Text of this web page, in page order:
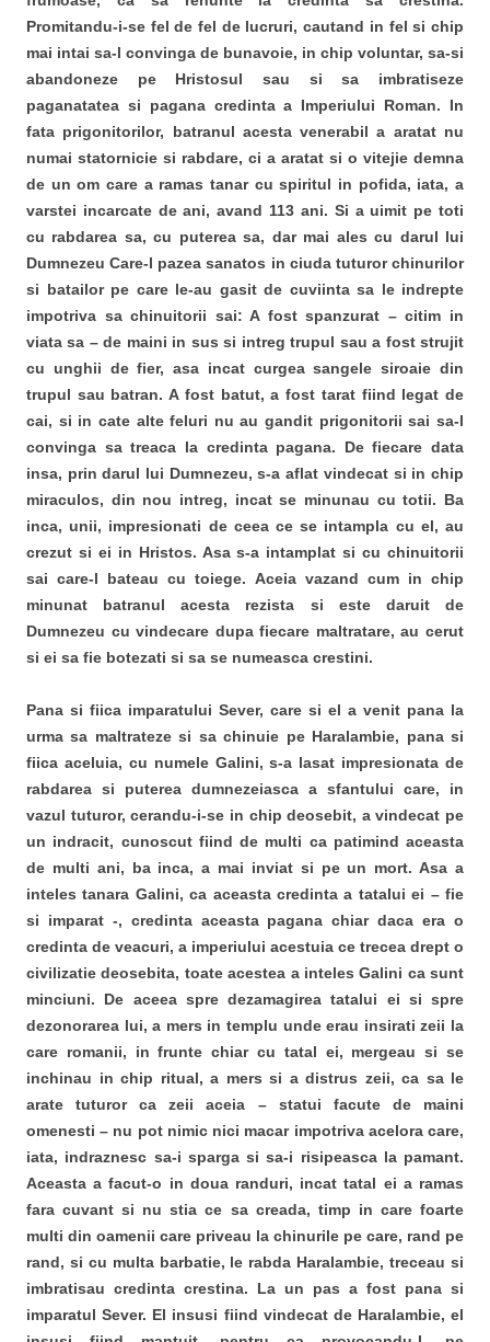
Promitandu-i-se fel de fel de lucruri, cautand in fel si chip
mai intai sa-l convinga de bunavoie, in chip voluntar, sa-si
abandoneze pe Hristosul sau si sa imbratiseze
paganatatea si pagana credinta a Imperiului Roman. In
fata prigonitorilor, batranul acesta venerabil a aratat nu
numai statornicie si rabdare, ci a aratat si o vitejie demna
de un om care a ramas tanar cu spiritul in pofida, iata, a
varstei incarcate de ani, avand 113 ani. Si a uimit pe toti
cu rabdarea sa, cu puterea sa, dar mai ales cu darul lui
Dumnezeu Care-l pazea sanatos in ciuda tuturor chinurilor
si batailor pe care le-au gasit de cuviinta sa le indrepte
impotriva sa chinuitorii sai: A fost spanzurat – citim in
viata sa – de maini in sus si intreg trupul sau a fost strujit
cu unghii de fier, asa incat curgea sangele siroaie din
trupul sau batran. A fost batut, a fost tarat fiind legat de
cai, si in cate alte feluri nu au gandit prigonitorii sai sa-l
convinga sa treaca la credinta pagana. De fiecare data
insa, prin darul lui Dumnezeu, s-a aflat vindecat si in chip
miraculos, din nou intreg, incat se minunau cu totii. Ba
inca, unii, impresionati de ceea ce se intampla cu el, au
crezut si ei in Hristos. Asa s-a intamplat si cu chinuitorii
sai care-l bateau cu toiege. Aceia vazand cum in chip
minunat batranul acesta rezista si este daruit de
Dumnezeu cu vindecare dupa fiecare maltratare, au cerut
si ei sa fie botezati si sa se numeasca crestini.
Pana si fiica imparatului Sever, care si el a venit pana la
urma sa maltrateze si sa chinuie pe Haralambie, pana si
fiica aceluia, cu numele Galini, s-a lasat impresionata de
rabdarea si puterea dumnezeiasca a sfantului care, in
vazul tuturor, cerandu-i-se in chip deosebit, a vindecat pe
un indracit, cunoscut fiind de multi ca patimind aceasta
de multi ani, ba inca, a mai inviat si pe un mort. Asa a
inteles tanara Galini, ca aceasta credinta a tatalui ei – fie
si imparat -, credinta aceasta pagana chiar daca era o
credinta de veacuri, a imperiului acestuia ce trecea drept o
civilizatie deosebita, toate acestea a inteles Galini ca sunt
minciuni. De aceea spre dezamagirea tatalui ei si spre
dezonorarea lui, a mers in templu unde erau insirati zeii la
care romanii, in frunte chiar cu tatal ei, mergeau si se
inchinau in chip ritual, a mers si a distrus zeii, ca sa le
arate tuturor ca zeii aceia – statui facute de maini
omenesti – nu pot nimic nici macar impotriva acelora care,
iata, indraznesc sa-i sparga si sa-i risipeasca la pamant.
Aceasta a facut-o in doua randuri, incat tatal ei a ramas
fara cuvant si nu stia ce sa creada, timp in care foarte
multi din oamenii care priveau la chinurile pe care, rand pe
rand, si cu multa barbatie, le rabda Haralambie, treceau si
imbratisau credinta crestina. La un pas a fost pana si
imparatul Sever. El insusi fiind vindecat de Haralambie, el